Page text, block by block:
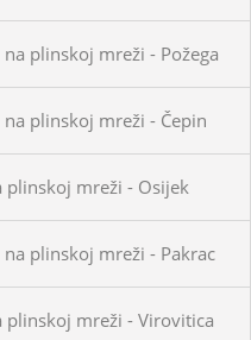
plinskoj mreži - Požega
plinskoj mreži - Čepin
mreži - Osijek
plinskoj mreži - Pakrac
mreži - Virovitica